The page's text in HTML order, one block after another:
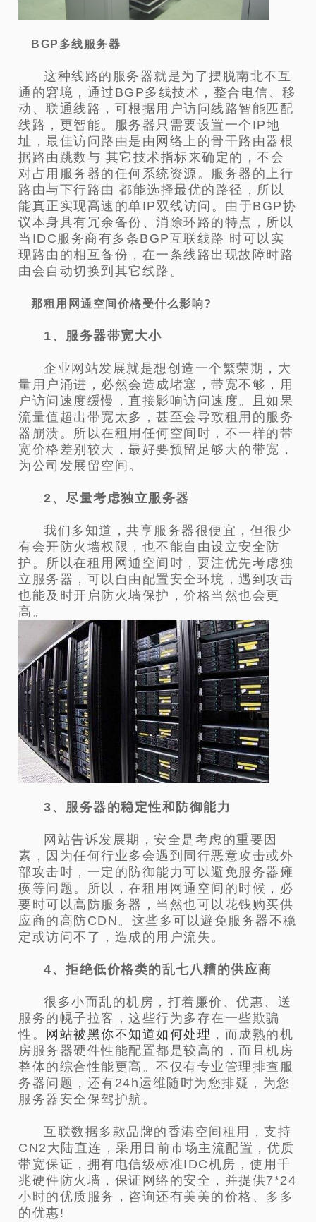
BGP多线服务器
这种线路的服务器就是为了摆脱南北不互
通的窘境，通过BGP多线技术，整合电信、移
动、联通线路，可根据用户访问线路智能匹配
线路，更智能。服务器只需要设置一个IP地
址，最佳访问路由是由网络上的骨干路由器根
据路由跳数与 其它技术指标来确定的，不会
对占用服务器的任何系统资源。服务器的上行
路由与下行路由 都能选择最优的路径，所以
能真正实现高速的单IP双线访问。由于BGP协
议本身具有冗余备份、消除环路的特点，所以
当IDC服务商有多条BGP互联线路 时可以实
现路由的相互备份，在一条线路出现故障时路
由会自动切换到其它线路。
那租用网通空间价格受什么影响?
1、服务器带宽大小
企业网站发展就是想创造一个繁荣期，大
量用户涌进，必然会造成堵塞，带宽不够，用
户访问速度缓慢，直接影响访问速度。且如果
流量值超出带宽太多，甚至会导致租用的服务
器崩溃。所以在租用任何空间时，不一样的带
宽价格差别较大，最好要预留足够大的带宽，
为公司发展留空间。
2、尽量考虑独立服务器
我们多知道，共享服务器很便宜，但很少
有会开防火墙权限，也不能自由设立安全防
护。所以在租用网通空间时，要注优先考虑独
立服务器，可以自由配置安全环境，遇到攻击
也能及时开启防火墙保护，价格当然也会更
高。
3、服务器的稳定性和防御能力
网站告诉发展期，安全是考虑的重要因
素，因为任何行业多会遇到同行恶意攻击或外
部攻击时，一定的防御能力可以避免服务器瘫
痪等问题。所以，在租用网通空间的时候，必
要时可以高防服务器，当然也可以花钱购买供
应商的高防CDN。这些多可以避免服务器不稳
定或访问不了，造成的用户流失。
4、拒绝低价格类的乱七八糟的供应商
很多小而乱的机房，打着廉价、优惠、送
服务的幌子拉客，这些行为多存在一些欺骗
性。
网站被黑你不知道如何处理 ，而成熟的机
房服务器硬件性能配置都是较高的，而且机房
整体的综合性能更高。不仅有专业管理排查服
务器问题，还有24h运维随时为您排疑，为您
服务器安全保驾护航。
互联数据多款品牌的香港空间租用，支持
CN2大陆直连，采用目前市场主流配置，优质
带宽保证，拥有电信级标准IDC机房，使用千
兆硬件防火墙，保证网络的安全，并提供7*24
小时的优质服务，咨询还有美美的价格、多多
的优惠!